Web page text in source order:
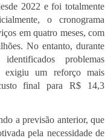
2022 e foi totalmente
o cronograma
em quatro meses, com
No entanto, durante
problemas
exigiu um reforço mais
final para R$ 14,3
a previsão anterior, que
pela necessidade de